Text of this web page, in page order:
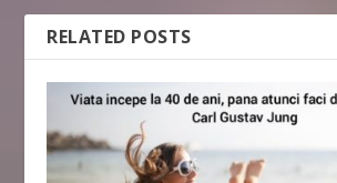
RELATED POSTS